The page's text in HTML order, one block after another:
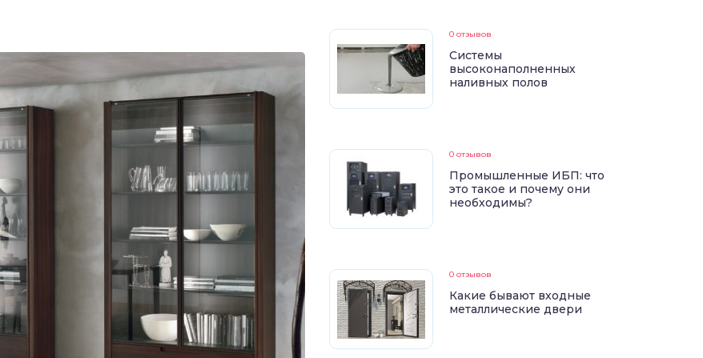
0 отзывов
Системы
высоконаполненных
наливных полов
0 отзывов
Промышленные ИБП: что
это такое и почему они
необходимы?
0 отзывов
Какие бывают входные
металлические двери